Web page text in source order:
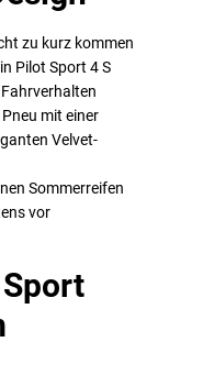
zu kurz kommen
Pilot Sport 4 S
mit einer
Velvet-
Sommerreifen
vor